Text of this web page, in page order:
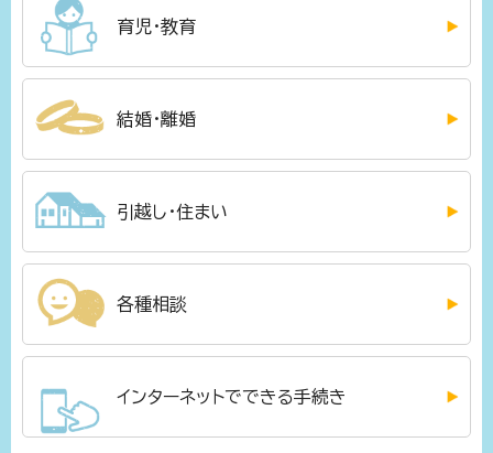
育児・教育
結婚・離婚
引越し・住まい
各種相談
インターネットでできる手続き